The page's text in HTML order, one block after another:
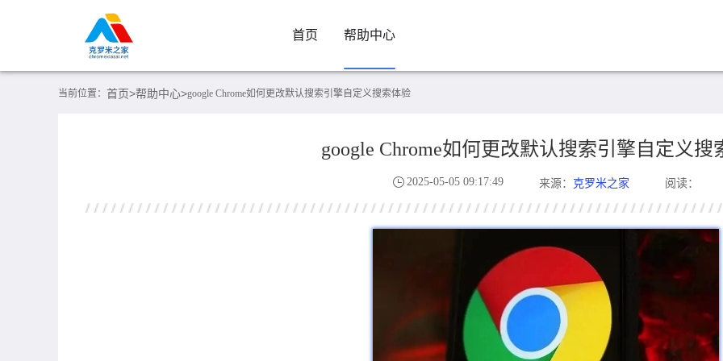
首页 帮助中心
当前位置： 首页>帮助中心>google Chrome如何更改默认搜索引擎自定义搜索体验
google Chrome如何更改默认搜索引擎自定义搜
2025-05-05 09:17:49 来源： 克罗米之家 阅读：